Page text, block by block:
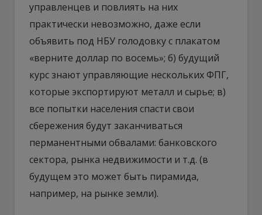
управленцев и повлиять на них
практически невозможно, даже если
объявить под НБУ голодовку с плакатом
«верните доллар по восемь»; б) будущий
курс знают управляющие нескольких ФПГ,
которые экспортируют металл и сырье; в)
все попытки населения спасти свои
сбережения будут заканчиваться
перманентными обвалами: банковского
сектора, рынка недвижимости и т.д. (в
будущем это может быть пирамида,
например, на рынке земли).